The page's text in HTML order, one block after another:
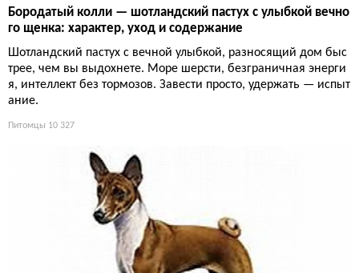
Бородатый колли — шотландский пастух с улыбкой вечно
го щенка: характер, уход и содержание
Шотландский пастух с вечной улыбкой, разносящий дом быс
трее, чем вы выдохнете. Море шерсти, безграничная энерги
я, интеллект без тормозов. Завести просто, удержать — испыт
ание.
Питомцы 10 327